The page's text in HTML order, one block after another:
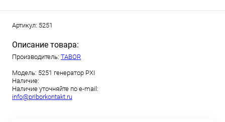
Артикул: 5251
Описание товара:
Производитель: TABOR
Модель: 5251 генератор PXI
Наличие:
Наличие уточняйте по e-mail:
info@priborkontakt.ru